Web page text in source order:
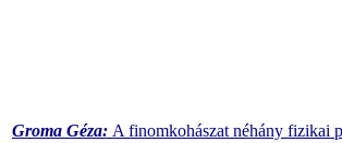
Groma Géza: A finomkohászat néhány fizikai